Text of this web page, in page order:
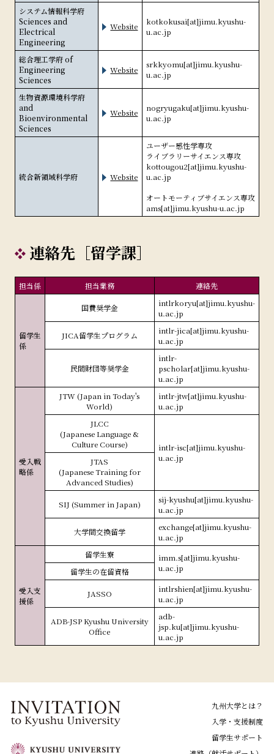
システム情報科学府
Sciences and
Electrical
Engineering
Website
kotkokusai[at]jimu.kyushu-
u.ac.jp
総合理工学府of
Engineering
Sciences
Website
srkkyomu[at]jimu.kyushu-
u.ac.jp
生物資源環境科学府
and
Bioenvironmental
Sciences
Website
nogryugaku[at]jimu.kyushu-
u.ac.jp
統合新領域科学府 Website
ユーザー感性学専攻
ライブラリーサイエンス専攻
kottougou2[at]jimu.kyushu-
u.ac.jp
オートモーティブサイエンス専攻
ams[at]jimu.kyushu-u.ac.jp
連絡先［留学課］
担当係 担当業務 連絡先
留学生
係
国費奨学金
intlrkoryu[at]jimu.kyushu-
u.ac.jp
JICA留学生プログラム
intlr-jica[at]jimu.kyushu-
u.ac.jp
民間財団等奨学金
intlr-
pscholar[at]jimu.kyushu-
u.ac.jp
受入戦
略係
JTW (Japan in Today's
World)
intlr-jtw[at]jimu.kyushu-
u.ac.jp
JLCC
(Japanese Language &
Culture Course)
intlr-isc[at]jimu.kyushu-
u.ac.jp
JTAS
(Japanese Training for
Advanced Studies)
SIJ (Summer in Japan)
sij-kyushu[at]jimu.kyushu-
u.ac.jp
大学間交換留学
exchange[at]jimu.kyushu-
u.ac.jp
受入支
援係
留学生寮
imm.s[at]jimu.kyushu-
u.ac.jp
留学生の在留資格
JASSO
intlrshien[at]jimu.kyushu-
u.ac.jp
ADB-JSP Kyushu University
Office
adb-
jsp.ku[at]jimu.kyushu-
u.ac.jp
九州大学とは？
入学・支援制度
留学生サポート